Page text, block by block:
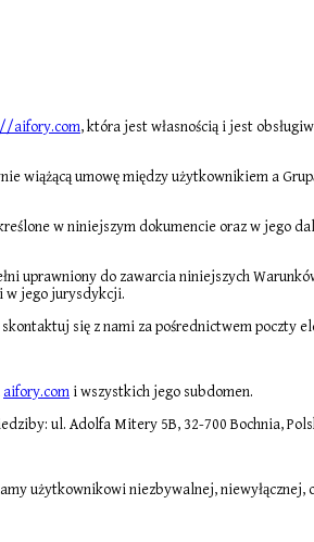
aifory.com, która jest własnością i jest
umowę między użytkownikiem a
w niniejszym dokumencie oraz w jego
uprawniony do zawarcia niniejszych
w jego jurysdykcji.
się z nami za pośrednictwem poczty
aifory.com i wszystkich jego subdomen.
ul. Adolfa Mitery 5B, 32-700 Bochnia,
użytkownikowi niezbywalnej,